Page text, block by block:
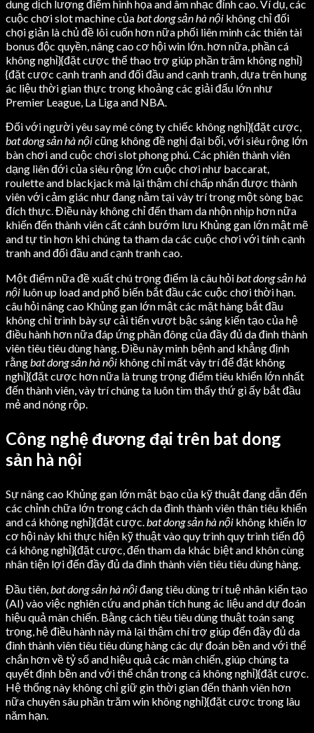
dung dịch lượng điểm hình họa and âm nhạc đỉnh cao. Ví dụ, các
cuộc chơi slot machine củabat dong sản hà nội không chỉ đối
chọi giản là chủ đề lôi cuốn hơn nữa phối liên minh các thiên tài
bonus độc quyền, nâng cao cơ hội win lớn. hơn nữa, phần cá
không nghỉ}{đặt cược thể thao trợ giúp phần trăm không nghỉ}
{đặt cược cạnh tranh and đối đầu and cạnh tranh, dựa trên hung
ác liệu thời gian thực trong khoảng các giải đấu lớn như
Premier League, La Liga and NBA.
Đối với người yêu say mê công ty chiếc không nghỉ}{đặt cược,
bat dong sản hà nộicũng không đề nghị đại bộ́i, với siêu rộng lớn
bàn chơi and cuộc chơi slot phong phú. Các phiên thành viên
dạng liên đới của siêu rộng lớn cuộc chơi như baccarat,
roulette and blackjack mà lại thậm chí chấp nhấn được thành
viên với cảm giác như đang nằm tại vày trí trong một sòng bạc
đích thực. Điều này không chỉ đến tham da nhộn nhịp hơn nữa
khiến đến thành viên cất cánh bướm lưu Khủng gan lớn mật mẽ
and tự tin hơn khi chúng ta tham da các cuộc chơi với tính cạnh
tranh and đối đầu and cạnh tranh cao.
Một điểm nữa đề xuất chú trọng điểm là câu hỏibat dong sản hà
nội luôn up load and phổ biến bắt đầu các cuộc chơi thời hạn.
câu hỏi nâng cao Khủng gan lớn mật các mặt hàng bắt đầu
không chỉ trình bày sự cải tiến vượt bậc sáng kiến tạo của hệ
điều hành hơn nữa đáp ứng phần đông của đầy đủ da đình thành
viên tiêu tiêu dùng hàng. Điều này minh bệnh and khẳng định
rằngbat dong sản hà nội không chỉ mất vày trí để đặt không
nghỉ}{đặt cược hơn nữa là trung trọng điểm tiêu khiển lớn nhất
đến thành viên, vày trí chúng ta luôn tìm thấy thứ gì ấy bắt đầu
mẻ and nóng rộp.
Công nghệ đương đại trên bat dong
sản hà nội
Sự nâng cao Khủng gan lớn mật bạo của kỹ thuật đang dẫn đến
các chỉnh chữa lớn trong cách da đình thành viên thân tiêu khiển
and cá không nghỉ}{đặt cược.bat dong sản hà nội không khiến lơ
cơ hội này khi thực hiện kỹ thuật vào quy trình quy trình tiến độ
cá không nghỉ}{đặt cược, đến tham da khác biệt and khôn cùng
nhân tiện lợi đến đầy đủ da đình thành viên tiêu tiêu dùng hàng.
Đầu tiên,bat dong sản hà nộiđang tiêu dùng trí tuệ nhân kiến tạo
(AI) vào việc nghiên cứu and phân tích hung ác liệu and dự đoán
hiệu quả màn chiến. Bằng cách tiêu tiêu dùng thuật toán sang
trọng, hệ điều hành này mà lại thậm chí trợ giúp đến đầy đủ da
đình thành viên tiêu tiêu dùng hàng các dự đoán bền and với thể
chắn hơn về tỷ số and hiệu quả các màn chiến, giúp chúng ta
quyết định bền and với thể chắn trong cá không nghỉ}{đặt cược.
Hệ thống này không chỉ giữ gìn thời gian đến thành viên hơn
nữa chuyên sâu phần trăm win không nghỉ}{đặt cược trong lâu
năm hạn.